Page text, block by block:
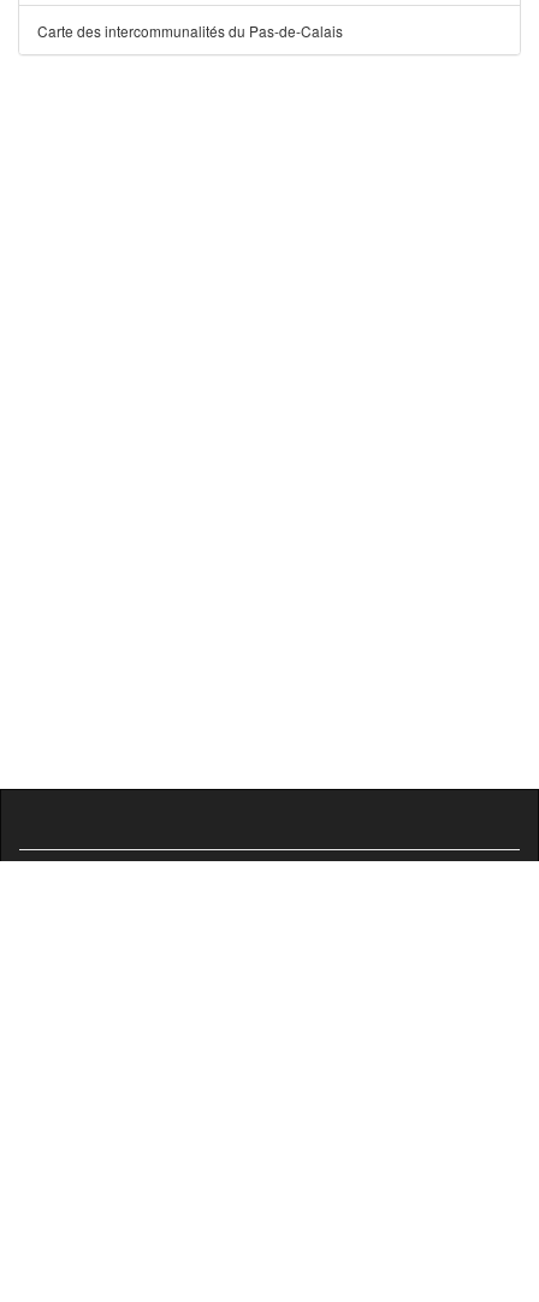
Carte des intercommunalités du Pas-de-Calais